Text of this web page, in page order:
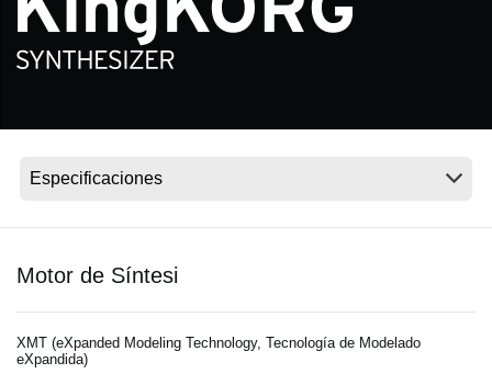
Noticias
Ubicación
Acerca de KORG
Motor de Síntesi
XMT (eXpanded Modeling Technology, Tecnología de Modelado
eXpandida)